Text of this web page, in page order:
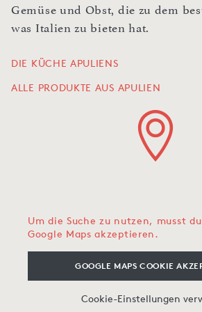
Gemüse und Obst, die zu dem
was Italien zu bieten hat.
DIE KÜCHE APULIENS
ALLE PRODUKTE AUS APULIEN
Um die Suche zu nutzen, musst
Google Maps akzeptieren.
GOOGLE MAPS COOKIE
Cookie-Einstellungen